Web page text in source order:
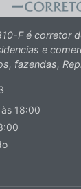
F é corretor
e
fazendas,
18:00